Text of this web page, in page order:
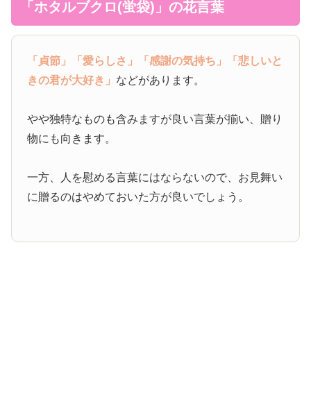
「ホタルブクロ(蛍袋)」の花言葉
「貞節」 「愛らしさ」 「感謝の気持ち」
「悲しいと
きの君が大好き」 などがあります。
やや独特なものも含みますが良い言葉が揃い、贈り
物にも向きます。
一方、人を慰める言葉にはならないので、お見舞い
に贈るのはやめておいた方が良いでしょう。